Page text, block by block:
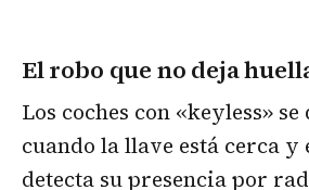
El robo que no deja
Los coches con «keyless»
cuando la llave está cerca y
detecta su presencia por